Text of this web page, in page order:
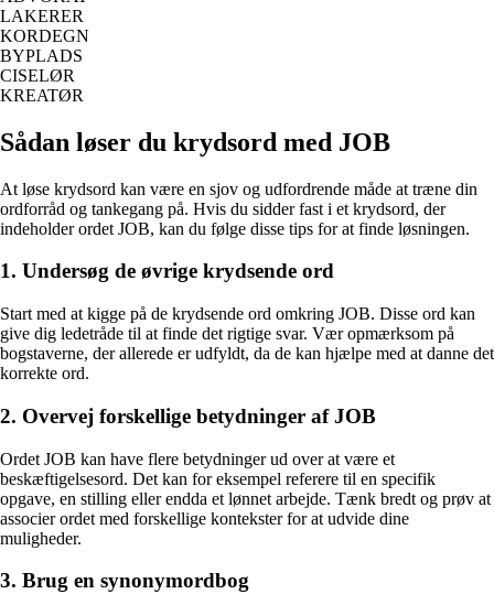
LAKERER
KORDEGN
BYPLADS
CISELØR
KREATØR
Sådan løser du krydsord med JOB
At løse krydsord kan være en sjov og udfordrende måde at træne din
ordforråd og tankegang på. Hvis du sidder fast i et krydsord, der
indeholder ordet JOB, kan du følge disse tips for at finde løsningen.
1. Undersøg de øvrige krydsende ord
Start med at kigge på de krydsende ord omkring JOB. Disse ord kan
give dig ledetråde til at finde det rigtige svar. Vær opmærksom på
bogstaverne, der allerede er udfyldt, da de kan hjælpe med at danne det
korrekte ord.
2. Overvej forskellige betydninger af JOB
Ordet JOB kan have flere betydninger ud over at være et
beskæftigelsesord. Det kan for eksempel referere til en specifik
opgave, en stilling eller endda et lønnet arbejde. Tænk bredt og prøv at
associer ordet med forskellige kontekster for at udvide dine
muligheder.
3. Brug en synonymordbog